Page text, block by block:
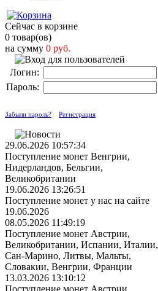
Сейчас в корзине
0 товар(ов)
на сумму 0 руб.
Логин:
Пароль:
Забыли пароль? Регистрация
29.06.2026 10:57:34
Поступление монет Венгрии,
Нидерландов, Бельгии,
Великобритании
19.06.2026 13:26:51
Поступление монет у нас на сайте
19.06.2026
08.05.2026 11:49:19
Поступление монет Австрии,
Великобритании, Испании, Италии,
Сан-Марино, Литвы, Мальты,
Словакии, Венгрии, Франции
13.03.2026 13:10:12
Поступление монет Австрии,